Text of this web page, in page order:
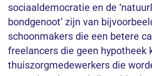
sociaaldemocratie en de
bondgenoot’ zijn van
schoonmakers die een betere
freelancers die geen hypotheek
thuiszorgmedewerkers die